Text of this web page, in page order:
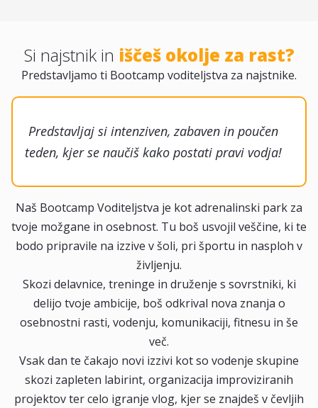
Si najstnik in iščeš okolje za rast?
Predstavljamo ti Bootcamp voditeljstva za najstnike.
Predstavljaj si intenziven, zabaven in poučen
teden, kjer se naučiš kako postati pravi vodja!
Naš Bootcamp Voditeljstva je kot adrenalinski park za
tvoje možgane in osebnost. Tu boš usvojil veščine, ki te
bodo pripravile na izzive v šoli, pri športu in nasploh v
življenju.
Skozi delavnice, treninge in druženje s sovrstniki, ki
delijo tvoje ambicije, boš odkrival nova znanja o
osebnostni rasti, vodenju, komunikaciji, fitnesu in še
več.
Vsak dan te čakajo novi izzivi kot so vodenje skupine
skozi zapleten labirint, organizacija improviziranih
projektov ter celo igranje vlog, kjer se znajdeš v čevljih